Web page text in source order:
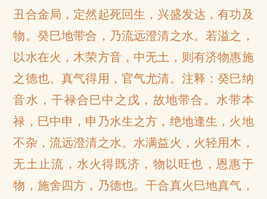
丑合金局，定然起死回生，兴盛发达，有功及
物。癸巳地带合，乃流远澄清之水。若溢之，
以水在火，木荣方音，中无土，则有济物惠施
之德也。真气得用，官气尤清。注释：癸巳纳
音水，干禄合巳中之戊，故地带合。水带本
禄，巳中申，申乃水生之方，绝地逢生，火地
不杂，流远澄清之水。水满益火，火轻用木，
无土止流，水火得既济，物以旺也，恩惠于
物，施舍四方，乃德也。干合真火巳地真气，